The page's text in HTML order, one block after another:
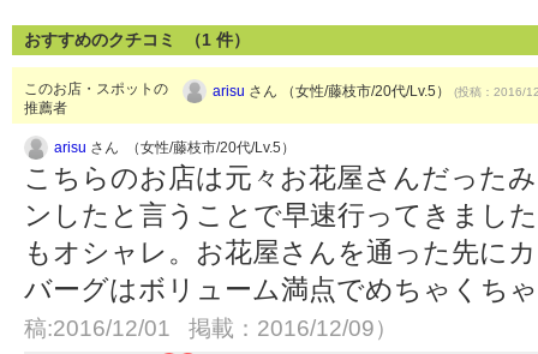
おすすめのクチコミ （1 件）
このお店・スポットの
推薦者
arisu さん （女性/藤枝市/20代/Lv.5） (投稿：2016/
arisu さん （女性/藤枝市/20代/Lv.5）
こちらのお店は元々お花屋さんだった
ンしたと言うことで早速行ってきまし
もオシャレ。お花屋さんを通った先に
バーグはボリューム満点でめちゃくち
稿:2016/12/01 掲載：2016/12/09）